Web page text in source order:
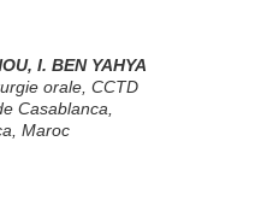
I. BEN YAHYA
orale, CCTD
Casablanca,
Maroc